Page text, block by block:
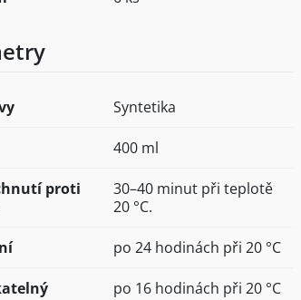
Syntetika
400 ml
proti
30–40 minut při teplotě
20 °C.
po 24 hodinách při 20 °C
po 16 hodinách při 20 °C